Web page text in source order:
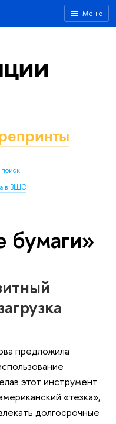
Меню
в ВШЭ
бумаги»
предложила
этот инструмент
«тезка»,
долгосрочные